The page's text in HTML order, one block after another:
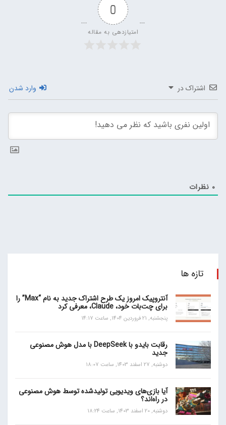
0
امتیازدهی به مقاله
اشتراک در وارد شدن
0 نظرات
تازه ها
آنتروپیک امروز یک طرح اشتراک جدید به نام “Max” را
برای چت‌بات خود، Claude، معرفی کرد
پنجشنبه, 21 فروردین 1404, ساعت 14:17
رقابت بایدو با DeepSeek با مدل هوش مصنوعی
جدید
دوشنبه, 27 اسفند 1403, ساعت 18:07
آیا بازی‌های ویدیویی تولیدشده توسط هوش مصنوعی
در راه‌اند؟
دوشنبه, 20 اسفند 1403, ساعت 18:24